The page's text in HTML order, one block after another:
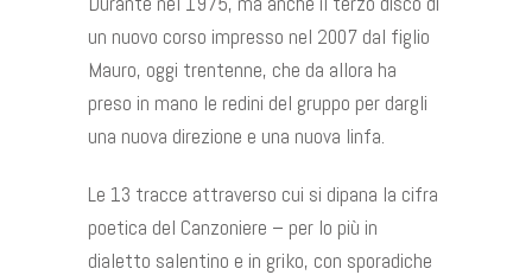
un nuovo corso impresso nel 2007 dal figlio
Mauro, oggi trentenne, che da allora ha
preso in mano le redini del gruppo per dargli
una nuova direzione e una nuova linfa.
Le 13 tracce attraverso cui si dipana la cifra
poetica del Canzoniere – per lo più in
dialetto salentino e in griko, con sporadiche